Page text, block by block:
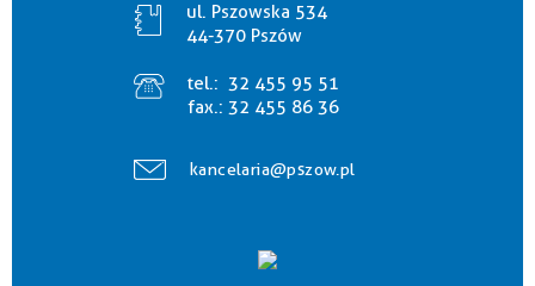
ul. Pszowska 534
44-370 Pszów
tel.: 32 455 95 51
fax.: 32 455 86 36
kancelaria@pszow.pl